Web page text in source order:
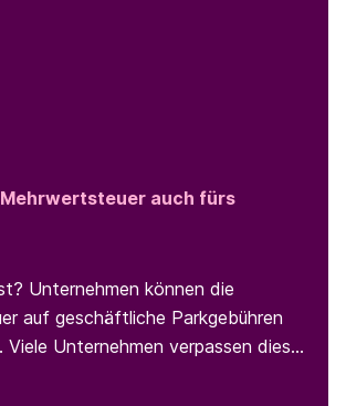
auch fürs
Unternehmen können die
auf geschäftliche Parkgebühren
Viele Unternehmen verpassen diese